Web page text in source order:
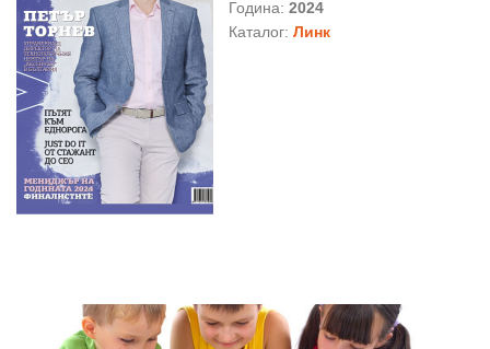
Година:2024
Каталог:Линк